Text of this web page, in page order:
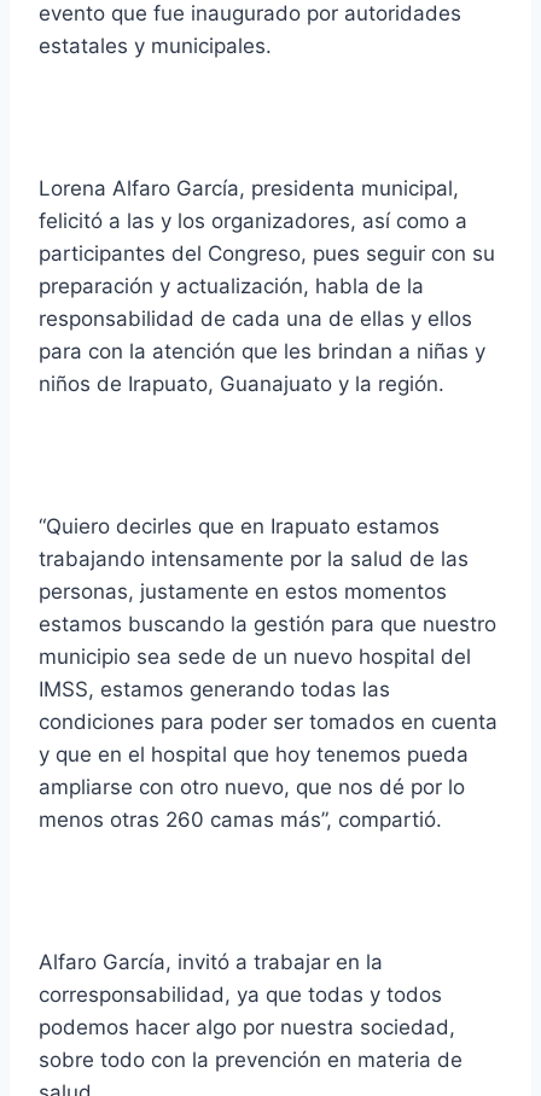
evento que fue inaugurado por autoridades
estatales y municipales.
Lorena Alfaro García, presidenta municipal,
felicitó a las y los organizadores, así como a
participantes del Congreso, pues seguir con su
preparación y actualización, habla de la
responsabilidad de cada una de ellas y ellos
para con la atención que les brindan a niñas y
niños de Irapuato, Guanajuato y la región.
“Quiero decirles que en Irapuato estamos
trabajando intensamente por la salud de las
personas, justamente en estos momentos
estamos buscando la gestión para que nuestro
municipio sea sede de un nuevo hospital del
IMSS, estamos generando todas las
condiciones para poder ser tomados en cuenta
y que en el hospital que hoy tenemos pueda
ampliarse con otro nuevo, que nos dé por lo
menos otras 260 camas más”, compartió.
Alfaro García, invitó a trabajar en la
corresponsabilidad, ya que todas y todos
podemos hacer algo por nuestra sociedad,
sobre todo con la prevención en materia de